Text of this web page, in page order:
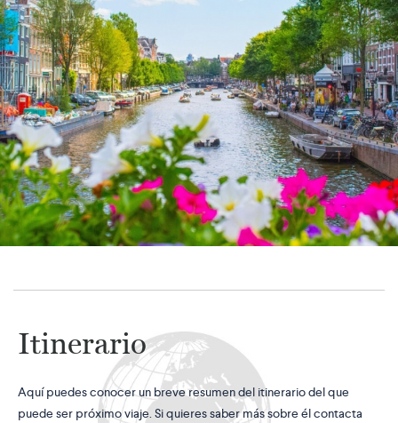
Itinerario
Aquí puedes conocer un breve resumen del itinerario del que
puede ser próximo viaje. Si quieres saber más sobre él contacta